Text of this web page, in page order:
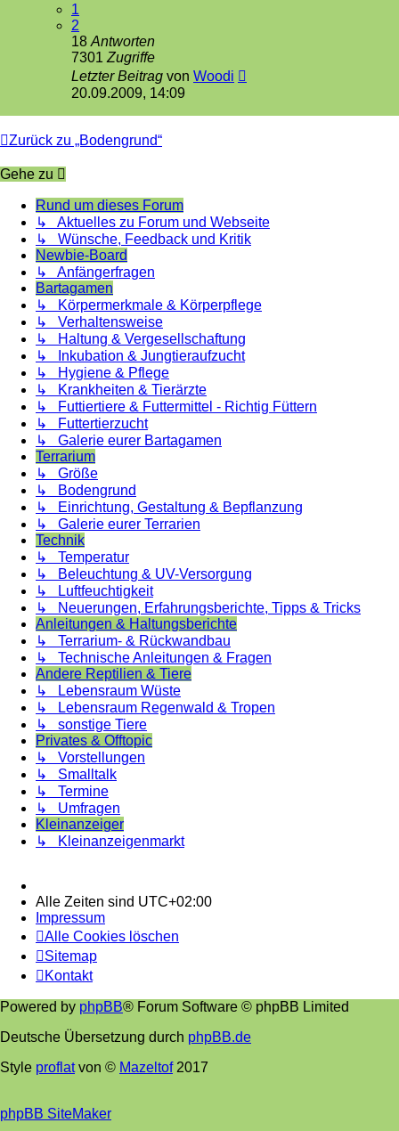
1
2
18 Antworten
7301 Zugriffe
Letzter Beitrag von Woodi
20.09.2009, 14:09
Zurück zu „Bodengrund“
Gehe zu
Rund um dieses Forum
↳ Aktuelles zu Forum und Webseite
↳ Wünsche, Feedback und Kritik
Newbie-Board
↳ Anfängerfragen
Bartagamen
↳ Körpermerkmale & Körperpflege
↳ Verhaltensweise
↳ Haltung & Vergesellschaftung
↳ Inkubation & Jungtieraufzucht
↳ Hygiene & Pflege
↳ Krankheiten & Tierärzte
↳ Futtiertiere & Futtermittel - Richtig Füttern
↳ Futtertierzucht
↳ Galerie eurer Bartagamen
Terrarium
↳ Größe
↳ Bodengrund
↳ Einrichtung, Gestaltung & Bepflanzung
↳ Galerie eurer Terrarien
Technik
↳ Temperatur
↳ Beleuchtung & UV-Versorgung
↳ Luftfeuchtigkeit
↳ Neuerungen, Erfahrungsberichte, Tipps & Tricks
Anleitungen & Haltungsberichte
↳ Terrarium- & Rückwandbau
↳ Technische Anleitungen & Fragen
Andere Reptilien & Tiere
↳ Lebensraum Wüste
↳ Lebensraum Regenwald & Tropen
↳ sonstige Tiere
Privates & Offtopic
↳ Vorstellungen
↳ Smalltalk
↳ Termine
↳ Umfragen
Kleinanzeiger
↳ Kleinanzeigenmarkt
Alle Zeiten sind UTC+02:00
Impressum
Alle Cookies löschen
Sitemap
Kontakt
Powered by phpBB® Forum Software © phpBB Limited
Deutsche Übersetzung durch phpBB.de
Style proflatvon © Mazeltof2017
phpBB SiteMaker